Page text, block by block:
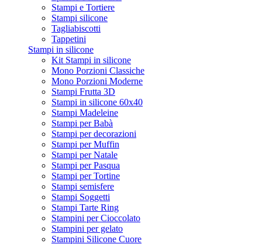
Stampi e Tortiere
Stampi silicone
Tagliabiscotti
Tappetini
Stampi in silicone
Kit Stampi in silicone
Mono Porzioni Classiche
Mono Porzioni Moderne
Stampi Frutta 3D
Stampi in silicone 60x40
Stampi Madeleine
Stampi per Babà
Stampi per decorazioni
Stampi per Muffin
Stampi per Natale
Stampi per Pasqua
Stampi per Tortine
Stampi semisfere
Stampi Soggetti
Stampi Tarte Ring
Stampini per Cioccolato
Stampini per gelato
Stampini Silicone Cuore